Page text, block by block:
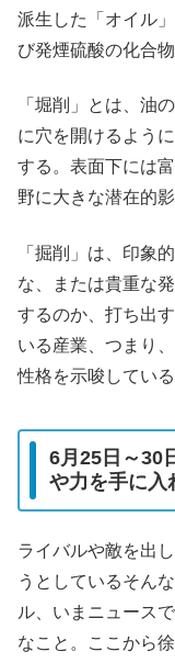
派生した「オイル
び発煙硫酸の化合
「堀削」とは、油
に穴を開けるよう
する。表面下には
野に大きな潜在的
「掘削」は、印象
な、または貴重な
するのか、打ち出
いる産業、つまり
性格を示唆している
6月25日～30
や力を手に入
ライバルや敵を出
うとしているそん
ル、いまニュース
なこと。ここから